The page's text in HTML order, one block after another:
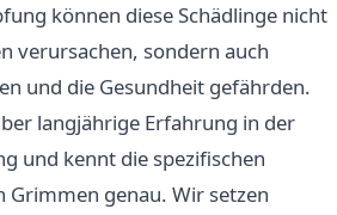
können diese Schädlinge nicht
verursachen, sondern auch
und die Gesundheit gefährden.
langjährige Erfahrung in der
und kennt die spezifischen
genau. Wir setzen